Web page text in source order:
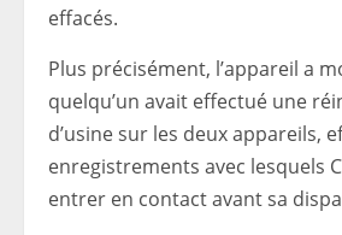
effacés.
Plus précisément, l’appareil a
quelqu’un avait effectué une
d’usine sur les deux appareils,
enregistrements avec lesquels
entrer en contact avant sa